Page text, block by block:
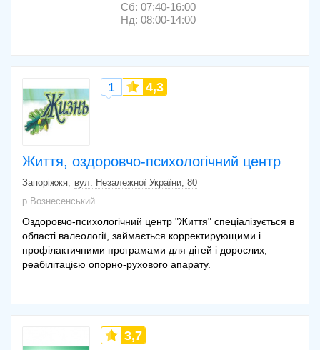
Сб: 07:40-16:00
Нд: 08:00-14:00
Життя, оздоровчо-психологічний центр
1 4,3
Запоріжжя
вул. Незалежної України, 80
р.Вознесенський
Оздоровчо-психологічний центр "Життя" спеціалізується в
області валеології, займається корректирующими і
профілактичними програмами для дітей і дорослих,
реабілітацією опорно-рухового апарату.
3,7